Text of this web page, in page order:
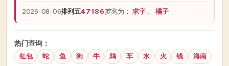
2026-08-06排列五47186梦兆为：求字 橘子
热门查询：
红包 蛇 鱼 狗 牛 鸡 车 水 火 钱 海南